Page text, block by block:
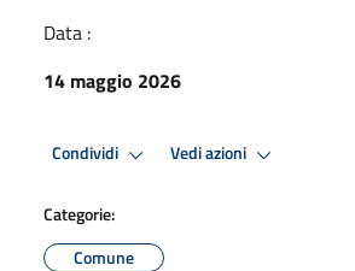
Data :
14 maggio 2026
Condividi Vedi azioni
Categorie:
Comune